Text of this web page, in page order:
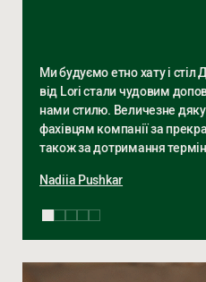
Ми будуємо етно хату і стіл
від Lori стали чудовим
нами стилю. Величезне
фахівцям компанії за
також за дотримання
Nadiia Pushkar